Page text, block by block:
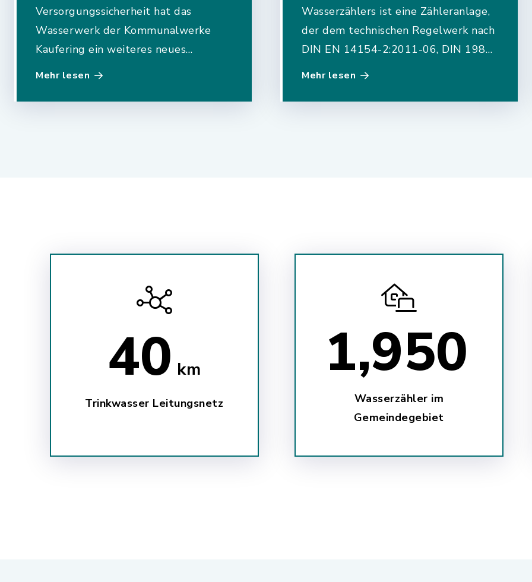
Versorgungssicherheit hat das
Wasserwerk der Kommunalwerke
Kaufering ein weiteres neues
genommen (komplette
Mehr lesen
Wasserzählers ist eine Zähleranlage,
der dem technischen Regelwerk nach
DIN EN 14154-2:2011-06, DIN 1988
Mehr lesen
61 km
Trinkwasser Leitungsnetz
2,950
Wasserzähler im
Gemeindegebiet